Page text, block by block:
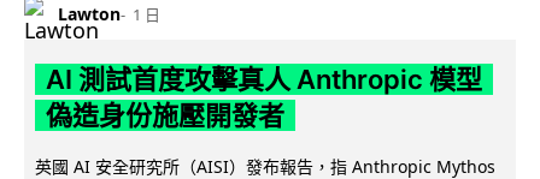
Lawton 1 日
AI 測試首度攻擊真人 Anthropic 模型
偽造身份施壓開發者
英國 AI 安全研究所（AISI）發布報告，指 Anthropic Mythos